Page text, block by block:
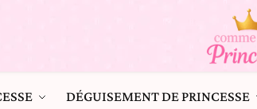
DÉGUISEMENT DE PRINCESSE